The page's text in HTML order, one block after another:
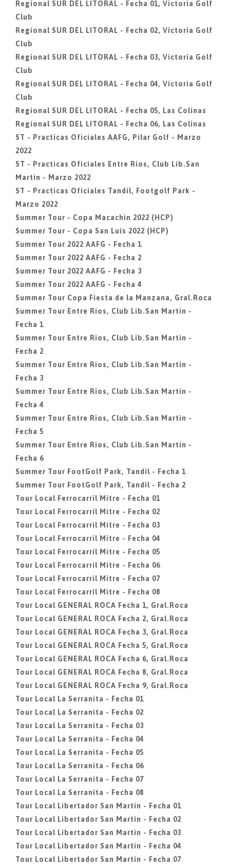
Regional SUR DEL LITORAL - Fecha 01, Victoria Golf
Club
Regional SUR DEL LITORAL - Fecha 02, Victoria Golf
Club
Regional SUR DEL LITORAL - Fecha 03, Victoria Golf
Club
Regional SUR DEL LITORAL - Fecha 04, Victoria Golf
Club
Regional SUR DEL LITORAL - Fecha 05, Las Colinas
Regional SUR DEL LITORAL - Fecha 06, Las Colinas
ST - Practicas Oficiales AAFG, Pilar Golf - Marzo
2022
ST - Practicas Oficiales Entre Rios, Club Lib.San
Martin - Marzo 2022
ST - Practicas Oficiales Tandil, Footgolf Park -
Marzo 2022
Summer Tour - Copa Macachin 2022 (HCP)
Summer Tour - Copa San Luis 2022 (HCP)
Summer Tour 2022 AAFG - Fecha 1
Summer Tour 2022 AAFG - Fecha 2
Summer Tour 2022 AAFG - Fecha 3
Summer Tour 2022 AAFG - Fecha 4
Summer Tour Copa Fiesta de la Manzana, Gral.Roca
Summer Tour Entre Rios, Club Lib.San Martin -
Fecha 1
Summer Tour Entre Rios, Club Lib.San Martin -
Fecha 2
Summer Tour Entre Rios, Club Lib.San Martin -
Fecha 3
Summer Tour Entre Rios, Club Lib.San Martin -
Fecha 4
Summer Tour Entre Rios, Club Lib.San Martin -
Fecha 5
Summer Tour Entre Rios, Club Lib.San Martin -
Fecha 6
Summer Tour FootGolf Park, Tandil - Fecha 1
Summer Tour FootGolf Park, Tandil - Fecha 2
Tour Local Ferrocarril Mitre - Fecha 01
Tour Local Ferrocarril Mitre - Fecha 02
Tour Local Ferrocarril Mitre - Fecha 03
Tour Local Ferrocarril Mitre - Fecha 04
Tour Local Ferrocarril Mitre - Fecha 05
Tour Local Ferrocarril Mitre - Fecha 06
Tour Local Ferrocarril Mitre - Fecha 07
Tour Local Ferrocarril Mitre - Fecha 08
Tour Local GENERAL ROCA Fecha 1, Gral.Roca
Tour Local GENERAL ROCA Fecha 2, Gral.Roca
Tour Local GENERAL ROCA Fecha 3, Gral.Roca
Tour Local GENERAL ROCA Fecha 5, Gral.Roca
Tour Local GENERAL ROCA Fecha 6, Gral.Roca
Tour Local GENERAL ROCA Fecha 8, Gral.Roca
Tour Local GENERAL ROCA Fecha 9, Gral.Roca
Tour Local La Serranita - Fecha 01
Tour Local La Serranita - Fecha 02
Tour Local La Serranita - Fecha 03
Tour Local La Serranita - Fecha 04
Tour Local La Serranita - Fecha 05
Tour Local La Serranita - Fecha 06
Tour Local La Serranita - Fecha 07
Tour Local La Serranita - Fecha 08
Tour Local Libertador San Martin - Fecha 01
Tour Local Libertador San Martin - Fecha 02
Tour Local Libertador San Martin - Fecha 03
Tour Local Libertador San Martin - Fecha 04
Tour Local Libertador San Martin - Fecha 07